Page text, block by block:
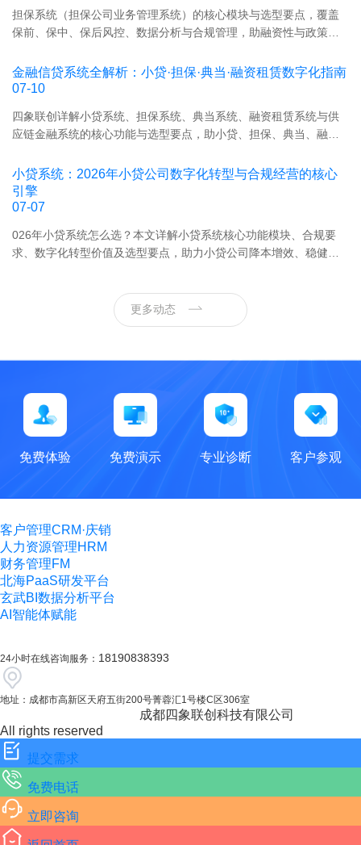
担保系统（担保公司业务管理系统）的核心模块与选型要点，覆盖
保前、保中、保后风控、数据分析与合规管理，助融资性与政策性
金融信贷系统全解析：小贷·担保·典当·融资租赁数字化指南
07-10
四象联创详解小贷系统、担保系统、典当系统、融资租赁系统与供
应链金融系统的核心功能与选型要点，助小贷、担保、典当、融资
小贷系统：2026年小贷公司数字化转型与合规经营的核心
引擎
07-07
026年小贷系统怎么选？本文详解小贷系统核心功能模块、合规要
求、数字化转型价值及选型要点，助力小贷公司降本增效、稳健经
更多动态
免费体验 免费演示 专业诊断 客户参观
客户管理CRM·庆销
人力资源管理HRM
财务管理FM
北海PaaS研发平台
玄武BI数据分析平台
AI智能体赋能
24小时在线咨询服务： 18190838393
地址： 成都市高新区天府五街200号菁蓉汇1号楼C区306室
成都四象联创科技有限公司
All rights reserved
提交需求
免费电话
立即咨询